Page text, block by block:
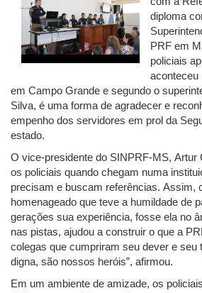
diploma
PRF em
policiais
aconteceu
em Campo Grande e segundo o
Silva, é uma forma de agradecer e
empenho dos servidores em prol da
estado.
O vice-presidente do SINPRF-MS, Artur
os policiais quando chegam numa
precisam e buscam referências. Assim,
homenageado que teve a humildade de
gerações sua experiência, fosse ela no
nas pistas, ajudou a construir o que a
colegas que cumpriram seu dever e seu
digna, são nossos heróis”, afirmou.
Em um ambiente de amizade, os